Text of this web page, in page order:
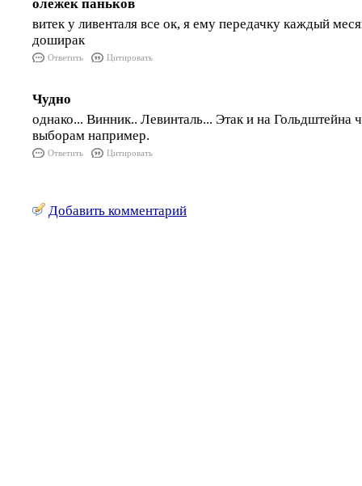
олежек паньков
витек у ливенталя все ок, я ему передачку каждый
доширак
Ответить Цитировать
Чудно
однако... Винник.. Левинталь... Этак и на Гольдштейна
выборам например.
Ответить Цитировать
Добавить комментарий